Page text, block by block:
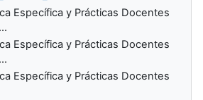
Específica y Prácticas Docentes
Específica y Prácticas Docentes
Específica y Prácticas Docentes